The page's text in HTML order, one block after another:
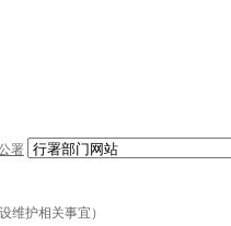
署
维护相关事宜）